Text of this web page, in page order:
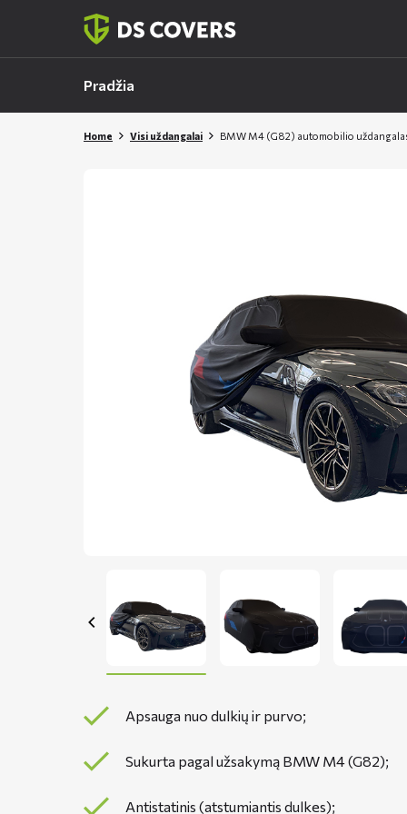
Pradžia
Home Visi uždangalai BMW M4 (G82) automobilio
Apsauga nuo dulkių ir purvo;
Sukurta pagal užsakymą BMW M4 (G82);
Antistatinis (atstumiantis dulkes);